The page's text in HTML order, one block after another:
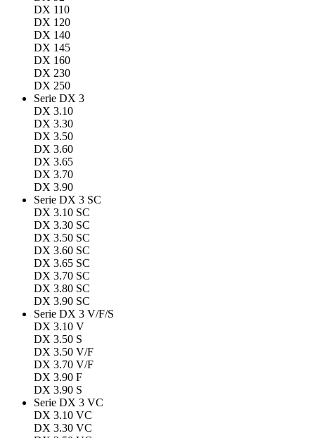
DX 110
DX 120
DX 140
DX 145
DX 160
DX 230
DX 250
Serie DX 3
DX 3.10
DX 3.30
DX 3.50
DX 3.60
DX 3.65
DX 3.70
DX 3.90
Serie DX 3 SC
DX 3.10 SC
DX 3.30 SC
DX 3.50 SC
DX 3.60 SC
DX 3.65 SC
DX 3.70 SC
DX 3.80 SC
DX 3.90 SC
Serie DX 3 V/F/S
DX 3.10 V
DX 3.50 S
DX 3.50 V/F
DX 3.70 V/F
DX 3.90 F
DX 3.90 S
Serie DX 3 VC
DX 3.10 VC
DX 3.30 VC